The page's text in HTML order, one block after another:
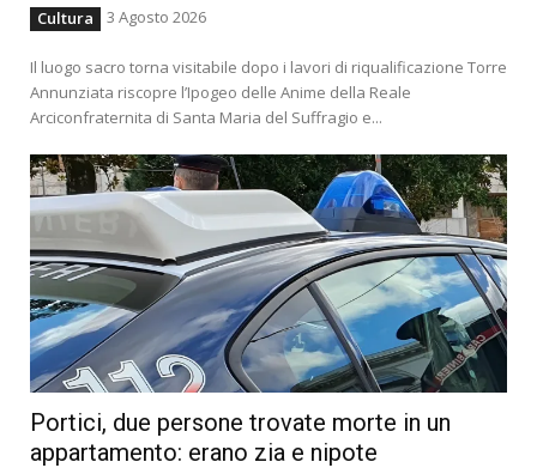
Cultura 3 Agosto 2026
Il luogo sacro torna visitabile dopo i lavori di riqualificazione Torre
Annunziata riscopre l’Ipogeo delle Anime della Reale
Arciconfraternita di Santa Maria del Suffragio e...
Portici, due persone trovate morte in un
appartamento: erano zia e nipote